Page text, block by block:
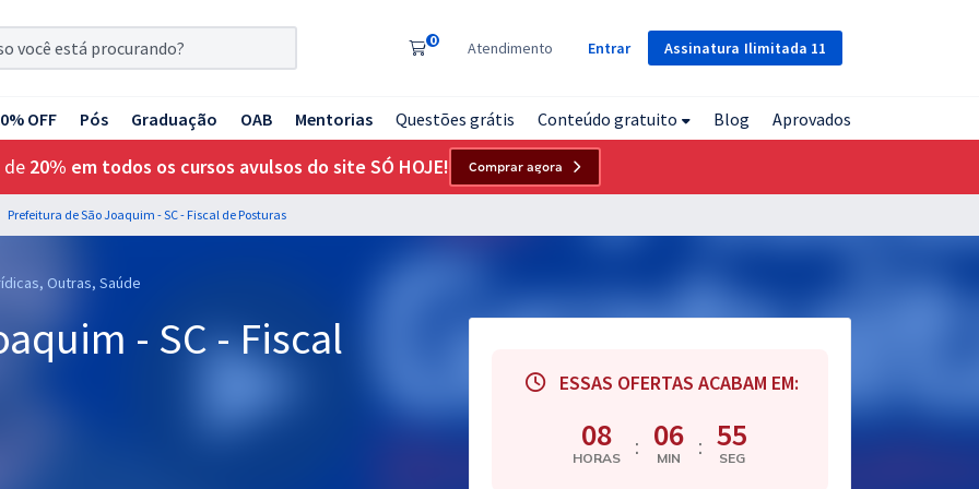
Assinatura Ilimitada 11
0 Atendimento Entrar
OFF Pós Graduação OAB Mentorias Questões grátis Conteúdo gratuito Blog Aprovados
de 20% em todos os cursos avulsos do site SÓ HOJE! Comprar agora
Prefeitura de São Joaquim - SC - Fiscal de Posturas
Outras, Saúde
- SC - Fiscal
ESSAS OFERTAS ACABAM EM:
08
HORAS : 06
MIN : 54
SEG